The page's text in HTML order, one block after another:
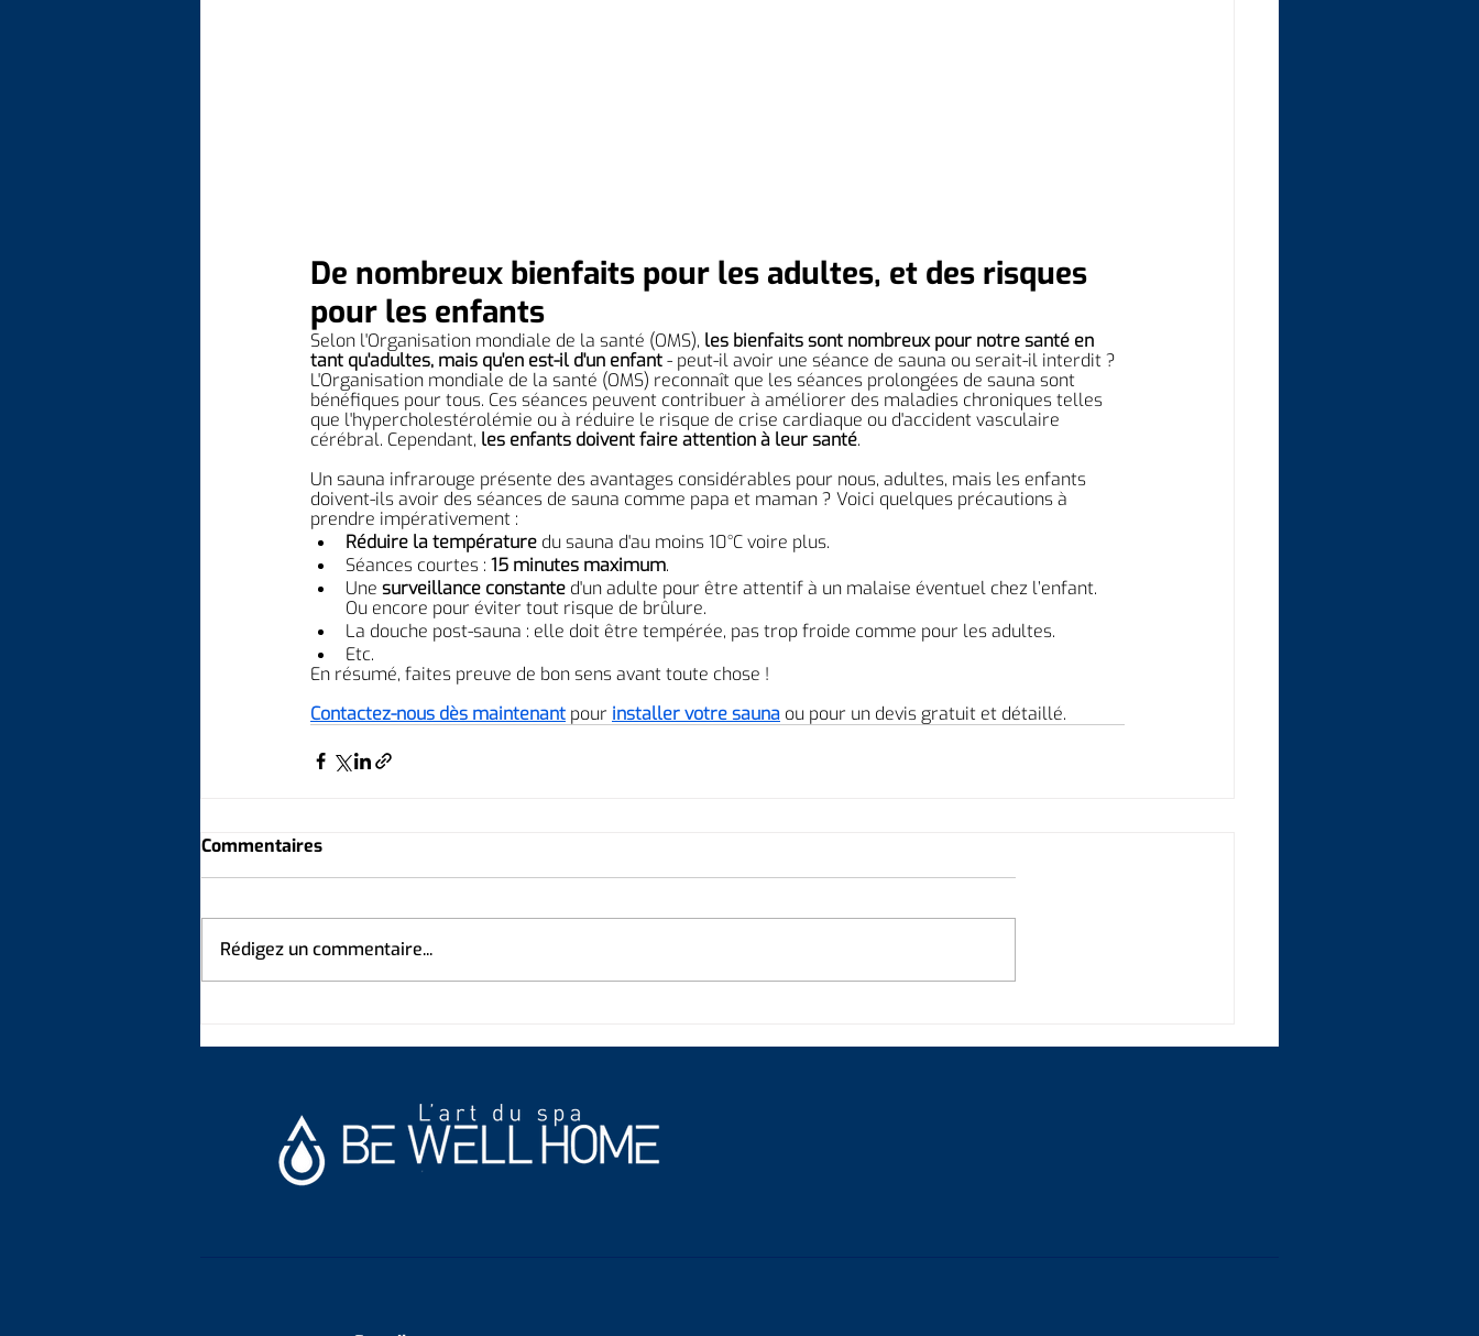
De nombreux bienfaits pour les adultes, et des risques
pour les enfants
Selon l'Organisation mondiale de la santé (OMS), les bienfaits sont nombreux pour notre santé en
tant qu'adultes, mais qu'en est-il d'un enfant - peut-il avoir une séance de sauna ou serait-il interdit ?
L'Organisation mondiale de la santé (OMS) reconnaît que les séances prolongées de sauna sont
bénéfiques pour tous. Ces séances peuvent contribuer à améliorer des maladies chroniques telles
que l'hypercholestérolémie ou à réduire le risque de crise cardiaque ou d'accident vasculaire
cérébral. Cependant, les enfants doivent faire attention à leur santé.
Un sauna infrarouge présente des avantages considérables pour nous, adultes, mais les enfants
doivent-ils avoir des séances de sauna comme papa et maman ? Voici quelques précautions à
prendre impérativement :
Réduire la température du sauna d'au moins 10°C voire plus.
Séances courtes : 15 minutes maximum.
Une surveillance constante d'un adulte pour être attentif à un malaise éventuel chez l’enfant.
Ou encore pour éviter tout risque de brûlure.
La douche post-sauna : elle doit être tempérée, pas trop froide comme pour les adultes.
Etc.
En résumé, faites preuve de bon sens avant toute chose !
Contactez-nous dès maintenant pour installer votre sauna ou pour un devis gratuit et détaillé.
Commentaires
Rédigez un commentaire...